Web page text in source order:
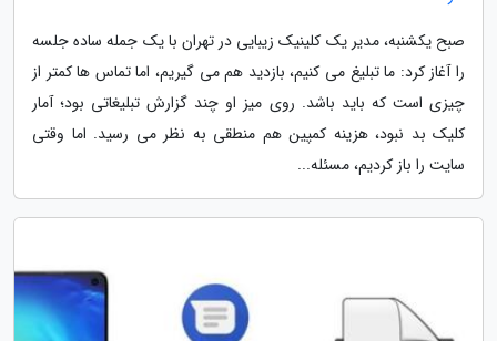
صبح یکشنبه، مدیر یک کلینیک زیبایی در تهران با یک جمله ساده جلسه
را آغاز کرد: ما تبلیغ می کنیم، بازدید هم می گیریم، اما تماس ها کمتر از
چیزی است که باید باشد. روی میز او چند گزارش تبلیغاتی بود؛ آمار
کلیک بد نبود، هزینه کمپین هم منطقی به نظر می رسید. اما وقتی
سایت را باز کردیم، مسئله...